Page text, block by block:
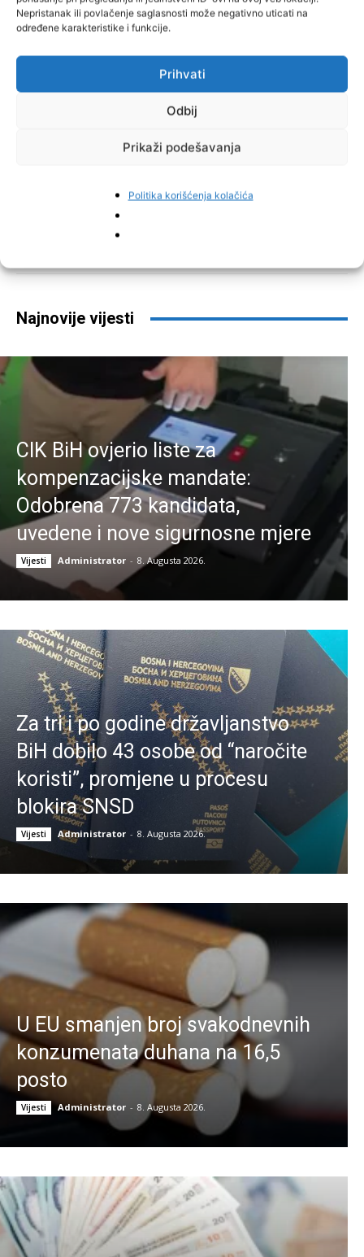
Nepristanak ili povlačenje saglasnosti može negativno uticati na
određene karakteristike i funkcije.
Prihvati
Odbij
Prikaži podešavanja
Politika korišćenja kolačića
Najnovije vijesti
CIK BiH ovjerio liste za
kompenzacijske mandate:
Odobrena 773 kandidata,
uvedene i nove sigurnosne mjere
Vijesti Administrator - 8. Augusta 2026.
Za tri i po godine državljanstvo
BiH dobilo 43 osobe od “naročite
koristi”, promjene u procesu
blokira SNSD
Vijesti Administrator - 8. Augusta 2026.
U EU smanjen broj svakodnevnih
konzumenata duhana na 16,5
posto
Vijesti Administrator - 8. Augusta 2026.